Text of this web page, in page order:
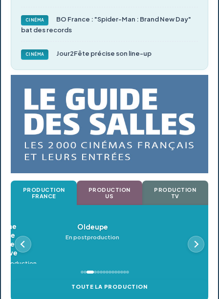
CINÉMA
BO France : "Spider-Man : Brand New Day"
bat des records
CINÉMA Jour2Fête précise son line-up
PRODUCTION
FRANCE
PRODUCTION
US
PRODUCTION
TV
Oldeupe
En postproduction
TOUTE LA PRODUCTION